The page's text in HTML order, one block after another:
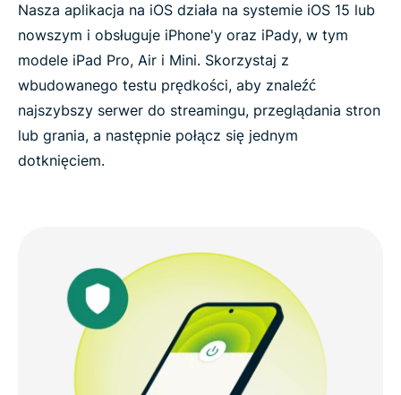
Nasza aplikacja na iOS działa na systemie iOS 15 lub
nowszym i obsługuje iPhone'y oraz iPady, w tym
modele iPad Pro, Air i Mini. Skorzystaj z
wbudowanego testu prędkości, aby znaleźć
najszybszy serwer do streamingu, przeglądania stron
lub grania, a następnie połącz się jednym
dotknięciem.